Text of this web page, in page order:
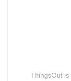
ThingsOut